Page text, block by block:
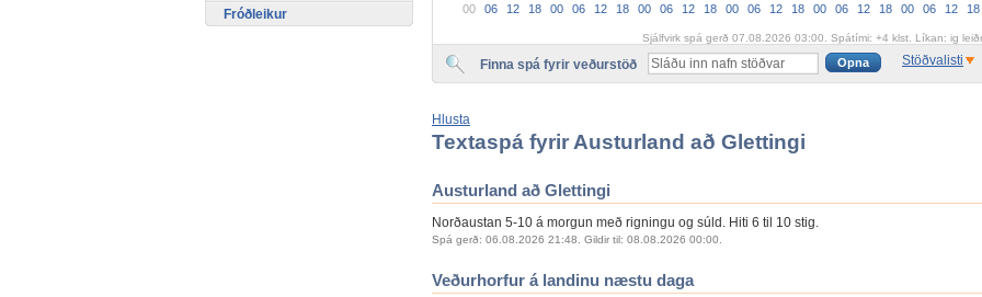
00 06 12 18 00 06 12 18 00 06 12 18 00 06 12 18 00 06 12 18 00 06 12 18
Sjálfvirk spá gerð 07.08.2026 03:00. Spátími: +4 klst. Líkan: ig
Finna spá fyrir veðurstöð Stöðvalisti
Hlusta
Textaspá fyrir Austurland að Glettingi
Austurland að Glettingi
Norðaustan 5-10 á morgun með rigningu og súld. Hiti 6 til 10 stig.
Spá gerð: 06.08.2026 21:48. Gildir til: 08.08.2026 00:00.
Veðurhorfur á landinu næstu daga
Fróðleikur